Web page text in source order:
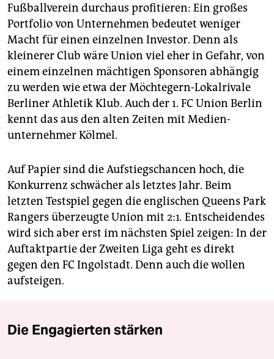
Fußballverein durchaus profitieren: Ein großes
Portfolio von Unternehmen bedeutet weniger
Macht für einen einzelnen Investor. Denn als
kleinerer Club wäre Union viel eher in Gefahr, von
einem einzelnen mächtigen Sponsoren abhängig
zu werden wie etwa der Möchtegern-Lokalrivale
Berliner Athletik Klub. Auch der 1. FC Union Berlin
kennt das aus den alten Zeiten mit Medien­
unternehmer Kölmel.
Auf Papier sind die Aufstiegschancen hoch, die
Konkurrenz schwächer als letztes Jahr. Beim
letzten Testspiel gegen die englischen Queens Park
Rangers überzeugte Union mit 2:1. Entscheidendes
wird sich aber erst im nächsten Spiel zeigen: In der
Auftaktpartie der Zweiten Liga geht es direkt
gegen den FC Ingolstadt. Denn auch die wollen
aufsteigen.
Die Engagierten stärken